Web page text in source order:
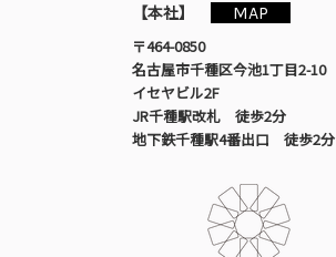
【本社】
MAP
〒464-0850
名古屋市千種区今池1丁目2-10
イセヤビル2F
JR千種駅改札 徒歩2分
地下鉄千種駅4番出口 徒歩2分